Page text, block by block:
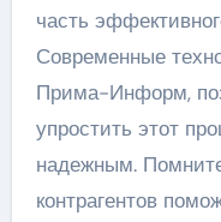
часть
Современные
Прима-Информ,
упростить этот
надежным.
контрагентов